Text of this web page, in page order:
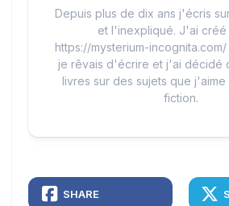
Depuis plus de dix ans j'écris
et l'inexpliqué. J'ai créé
https://mysterium-
je rêvais d'écrire et j'ai décidé
livres sur des sujets que j'aime
fiction.
SHARE